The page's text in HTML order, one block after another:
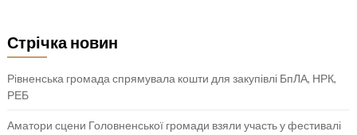
Стрічка новин
Рівненська громада спрямувала кошти для закупівлі БпЛА, НРК,
РЕБ
Аматори сцени Головненської громади взяли участь у фестивалі